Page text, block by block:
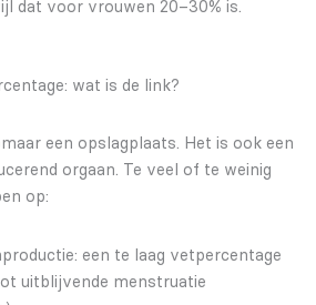
dat voor vrouwen 20–30% is.
wat is de link?
een opslagplaats. Het is ook een
orgaan. Te veel of te weinig
op:
een te laag vetpercentage
uitblijvende menstruatie